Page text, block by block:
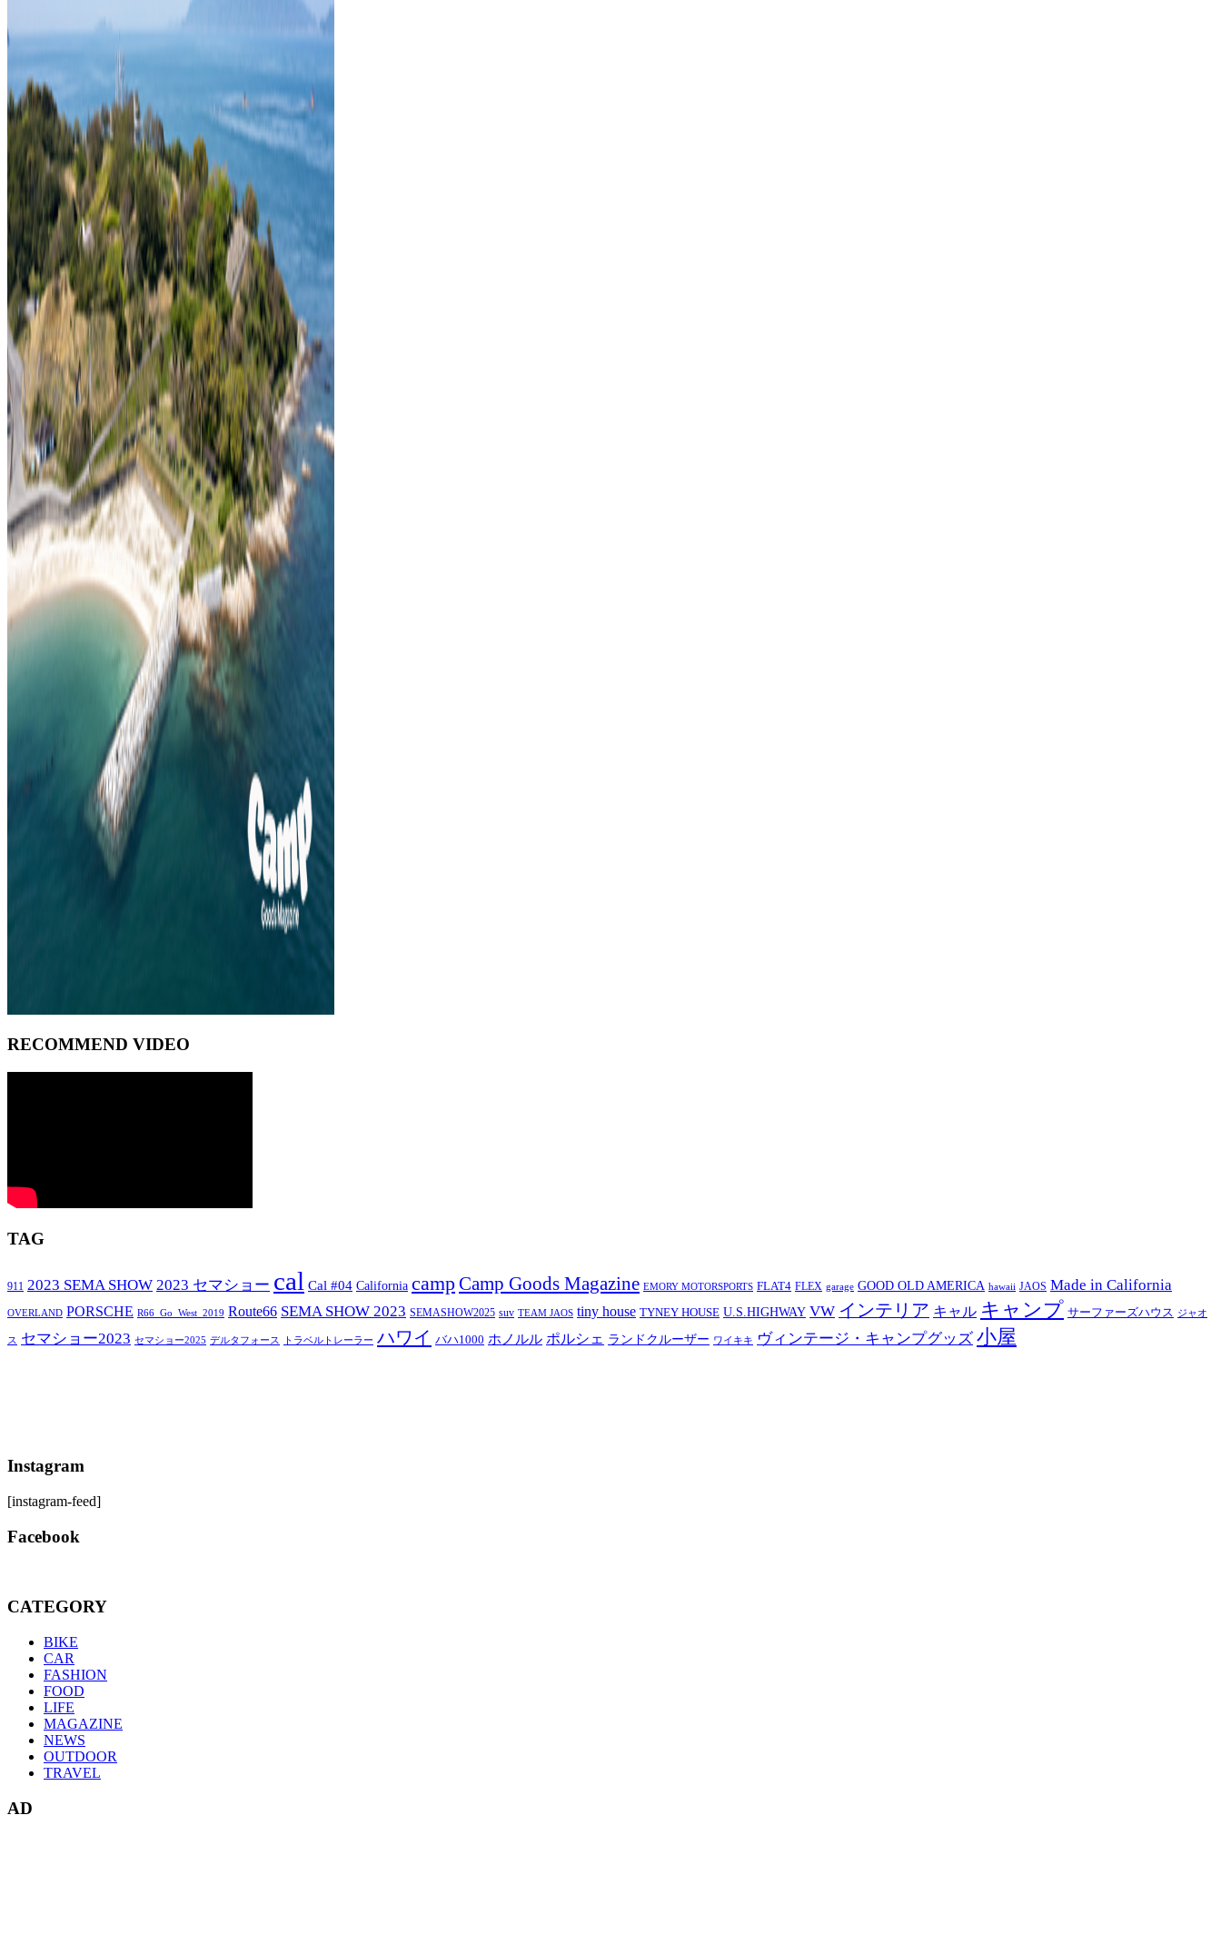
RECOMMEND VIDEO
TAG
911 2023 SEMA SHOW 2023 セマショー cal Cal #04 California campCamp Goods Magazine EMORY MOTORSPORTS FLAT4 FLEX garage GOOD OLD AMERICA hawaii JAOS Made in California
OVERLAND PORSCHE R66_Go_West_2019 Route66 SEMA SHOW 2023 SEMASHOW2025 suv TEAM JAOS tiny house TYNEY HOUSE U.S.HIGHWAY VW インテリア キャル キャンプ サーファーズハウス ジャオ
ス セマショー2023 セマショー2025 デルタフォース トラベルトレーラー ハワイ バハ1000 ホノルル ポルシェ ランドクルーザー ワイキキ ヴィンテージ・キャンプグッズ 小屋
Instagram
[instagram-feed]
Facebook
CATEGORY
BIKE
CAR
FASHION
FOOD
LIFE
MAGAZINE
NEWS
OUTDOOR
TRAVEL
AD